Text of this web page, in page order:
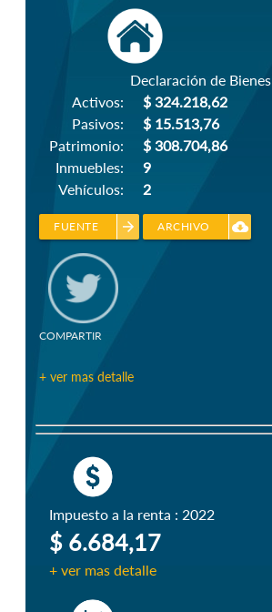
Declaración de Bienes
Activos:
Pasivos:
Patrimonio:
Inmuebles:
Vehículos:
$ 324.218,62
$ 15.513,76
$ 308.704,86
9
2
arrow_forward
FUENTE cloud_download
ARCHIVO
COMPARTIR
+ ver mas detalle
Impuesto a la renta : 2022
$ 6.684,17
+ ver mas detalle